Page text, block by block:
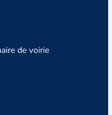
de voirie